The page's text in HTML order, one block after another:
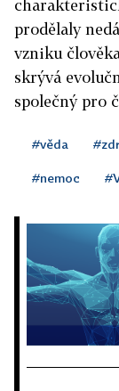
prodělaly
vzniku
skrývá
společný pro
#věda
#nemoc